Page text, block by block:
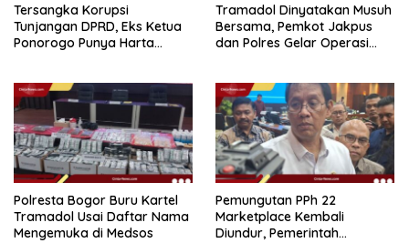
Tersangka Korupsi
Tunjangan DPRD, Eks Ketua
Ponorogo Punya Harta
Tramadol Dinyatakan Musuh
Bersama, Pemkot Jakpus
dan Polres Gelar Operasi
Polresta Bogor Buru Kartel
Tramadol Usai Daftar Nama
Mengemuka di Medsos
Pemungutan PPh 22
Marketplace Kembali
Diundur, Pemerintah